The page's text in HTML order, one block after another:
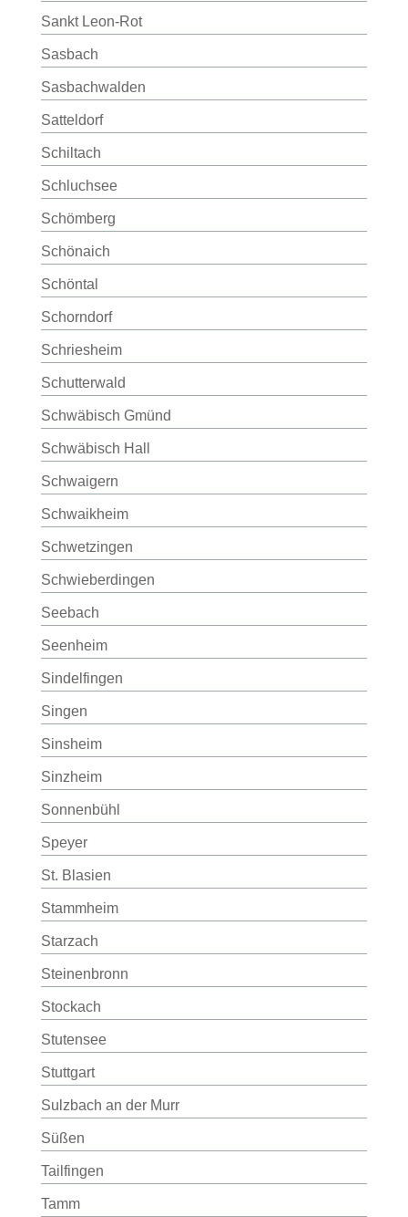
Sankt Leon-Rot
Sasbach
Sasbachwalden
Satteldorf
Schiltach
Schluchsee
Schömberg
Schönaich
Schöntal
Schorndorf
Schriesheim
Schutterwald
Schwäbisch Gmünd
Schwäbisch Hall
Schwaigern
Schwaikheim
Schwetzingen
Schwieberdingen
Seebach
Seenheim
Sindelfingen
Singen
Sinsheim
Sinzheim
Sonnenbühl
Speyer
St. Blasien
Stammheim
Starzach
Steinenbronn
Stockach
Stutensee
Stuttgart
Sulzbach an der Murr
Süßen
Tailfingen
Tamm